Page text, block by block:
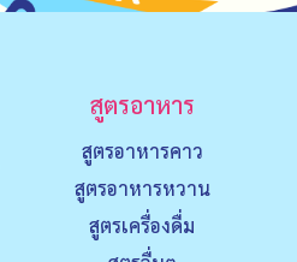
สูตรอาหาร
สูตรอาหารคาว
สูตรอาหารหวาน
สูตรเครื่องดื่ม